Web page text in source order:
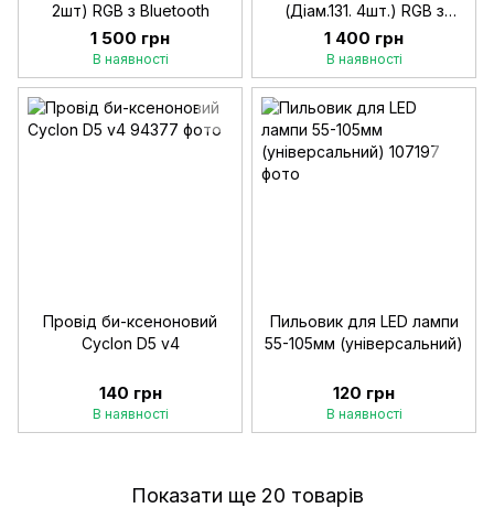
2шт) RGB з Bluetooth
1 500 грн
В наявності
(Діам.131. 4шт.) RGB з
Bluetooth
1 400 грн
В наявності
Провід би-ксеноновий
Cyclon D5 v4
140 грн
В наявності
Пильовик для LED лампи
55-105мм (універсальний)
120 грн
В наявності
Показати ще 20 товарів